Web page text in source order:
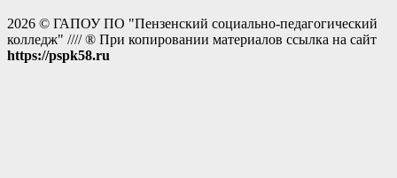
2026 © ГАПОУ ПО "Пензенский социально-педагогический
колледж" //// ® При копировании материалов ссылка на сайт
https://pspk58.ru